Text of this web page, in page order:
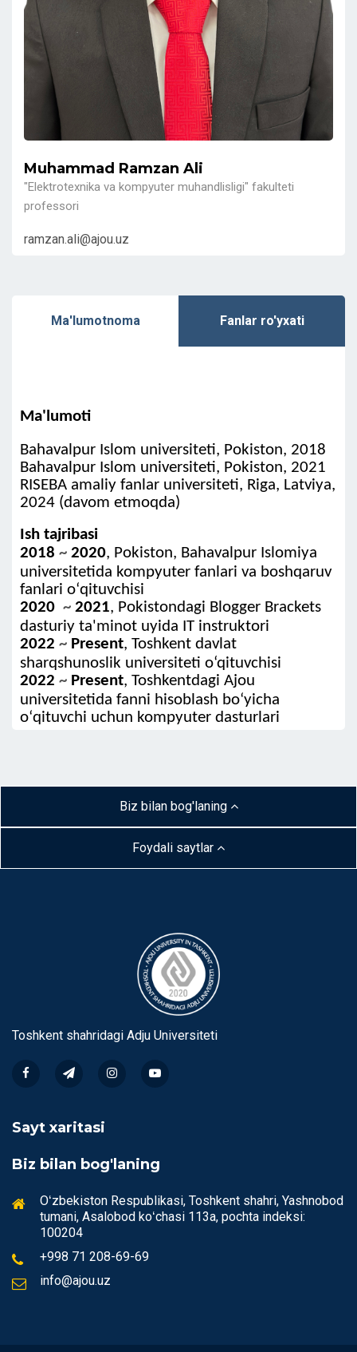
Muhammad Ramzan Ali
"Elektrotexnika va kompyuter muhandlisligi" fakulteti
professori
ramzan.ali@ajou.uz
Ma'lumotnoma Fanlar ro'yxati
Ma'lumoti
Bahavalpur Islom universiteti, Pokiston, 2018
Bahavalpur Islom universiteti, Pokiston, 2021
RISEBA amaliy fanlar universiteti, Riga, Latviya,
2024 (davom etmoqda)
Ish tajribasi
2018 ~ 2020, Pokiston, Bahavalpur Islomiya
universitetida kompyuter fanlari va boshqaruv
fanlari oʻqituvchisi
2020 ~ 2021, Pokistondagi Blogger Brackets
dasturiy ta'minot uyida IT instruktori
2022 ~ Present, Toshkent davlat
sharqshunoslik universiteti o‘qituvchisi
2022 ~ Present, Toshkentdagi Ajou
universitetida fanni hisoblash boʻyicha
oʻqituvchi uchun kompyuter dasturlari
Biz bilan bog'laning
Foydali saytlar
Toshkent shahridagi Аdju Universiteti
Sayt xaritasi
Biz bilan bog'laning
Oʻzbekiston Respublikasi, Toshkent shahri, Yashnobod
tumani, Аsalobod koʻchasi 113a, pochta indeksi:
100204
+998 71 208-69-69
info@ajou.uz